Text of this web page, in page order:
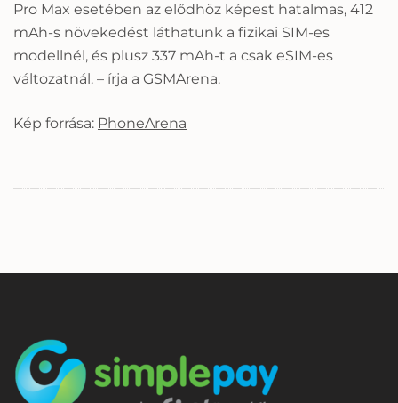
Pro Max esetében az elődhöz képest hatalmas, 412
mAh-s növekedést láthatunk a fizikai SIM-es
modellnél, és plusz 337 mAh-t a csak eSIM-es
változatnál. – írja a GSMArena.
Kép forrása: PhoneArena